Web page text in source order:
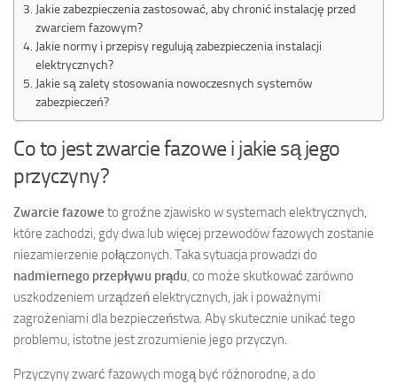
Jakie zabezpieczenia zastosować, aby chronić instalację przed
zwarciem fazowym?
Jakie normy i przepisy regulują zabezpieczenia instalacji
elektrycznych?
Jakie są zalety stosowania nowoczesnych systemów
zabezpieczeń?
Co to jest zwarcie fazowe i jakie są jego
przyczyny?
Zwarcie fazowe to groźne zjawisko w systemach elektrycznych,
które zachodzi, gdy dwa lub więcej przewodów fazowych zostanie
niezamierzenie połączonych. Taka sytuacja prowadzi do
nadmiernego przepływu prądu, co może skutkować zarówno
uszkodzeniem urządzeń elektrycznych, jak i poważnymi
zagrożeniami dla bezpieczeństwa. Aby skutecznie unikać tego
problemu, istotne jest zrozumienie jego przyczyn.
Przyczyny zwarć fazowych mogą być różnorodne, a do